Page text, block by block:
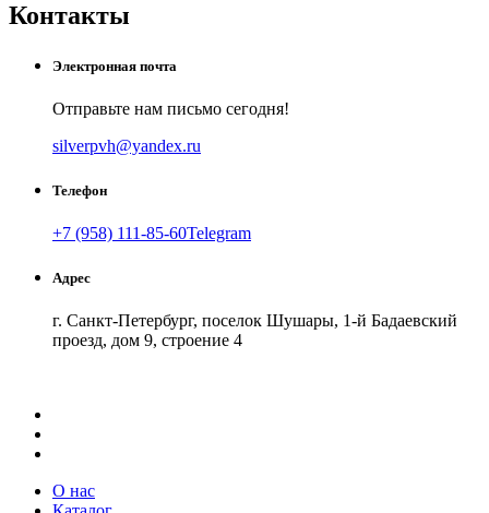
Контакты
Электронная почта
Отправьте нам письмо сегодня!
silverpvh@yandex.ru
Телефон
+7 (958) 111-85-60Telegram
Адрес
г. Санкт-Петербург, поселок Шушары, 1-й Бадаевский
проезд, дом 9, строение 4
Как добраться API Карт
О нас